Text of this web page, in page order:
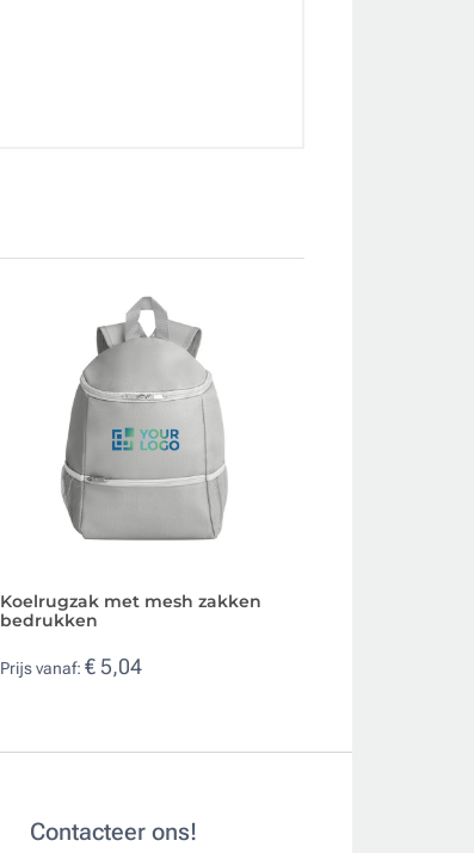
Koelrugzak met mesh zakken
bedrukken
Prijs vanaf: € 5,04
Contacteer ons!